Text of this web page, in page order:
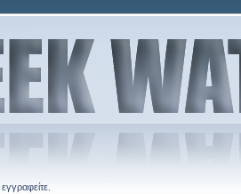
εγγραφείτε.